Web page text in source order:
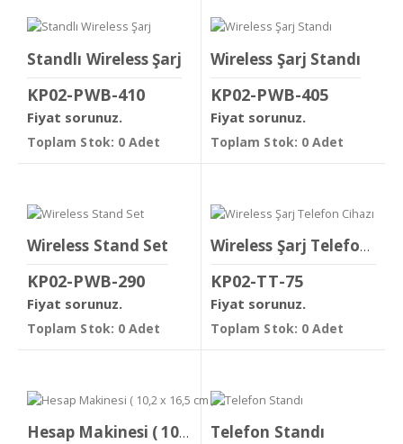
Standlı Wireless Şarj
KP02-PWB-410
Fiyat sorunuz.
Toplam Stok: 0 Adet
Wireless Şarj Standı
KP02-PWB-405
Fiyat sorunuz.
Toplam Stok: 0 Adet
Wireless Stand Set
KP02-PWB-290
Fiyat sorunuz.
Toplam Stok: 0 Adet
Wireless Şarj Telefon Cihazı
KP02-TT-75
Fiyat sorunuz.
Toplam Stok: 0 Adet
Hesap Makinesi ( 10,2 x 16,5 cm ) Telefon Standı